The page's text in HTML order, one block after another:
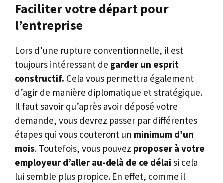
Faciliter votre départ pour
l’entreprise
Lors d’une rupture conventionnelle, il est
toujours intéressant de garder un esprit
constructif. Cela vous permettra également
d’agir de manière diplomatique et stratégique.
Il faut savoir qu’après avoir déposé votre
demande, vous devrez passer par différentes
étapes qui vous couteront un minimum d’un
mois. Toutefois, vous pouvez proposer à votre
employeur d’aller au-delà de ce délai si cela
lui semble plus propice. En effet, comme il